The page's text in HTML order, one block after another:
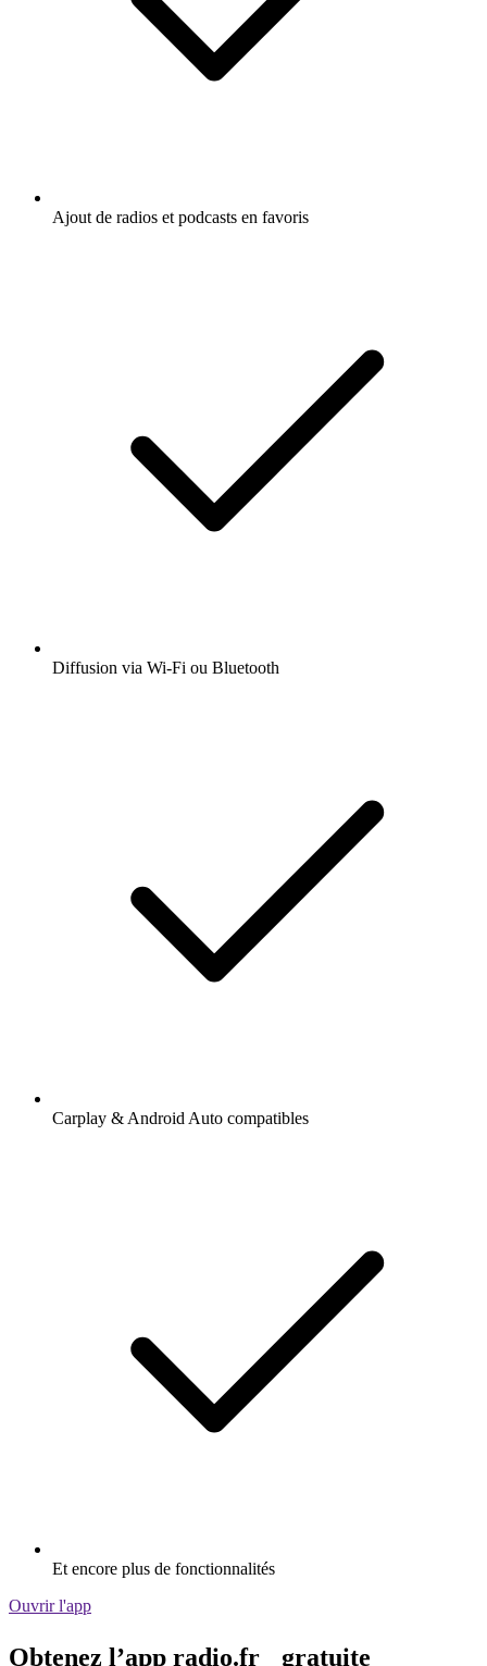
Ajout de radios et podcasts en favoris
Diffusion via Wi-Fi ou Bluetooth
Carplay & Android Auto compatibles
Et encore plus de fonctionnalités
Ouvrir l'app
Obtenez l’app radio.fr gratuite